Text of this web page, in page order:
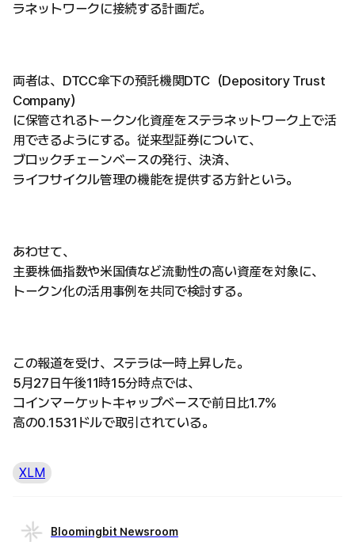
ラネットワークに接続する計画だ。
両者は、DTCC傘下の預託機関DTC（Depository Trust
Company）
に保管されるトークン化資産をステラネットワーク上で活
用できるようにする。従来型証券について、
ブロックチェーンベースの発行、決済、
ライフサイクル管理の機能を提供する方針という。
あわせて、
主要株価指数や米国債など流動性の高い資産を対象に、
トークン化の活用事例を共同で検討する。
この報道を受け、ステラは一時上昇した。
5月27日午後11時15分時点では、
コインマーケットキャップベースで前日比1.7%
高の0.1531ドルで取引されている。
XLM
Bloomingbit Newsroom